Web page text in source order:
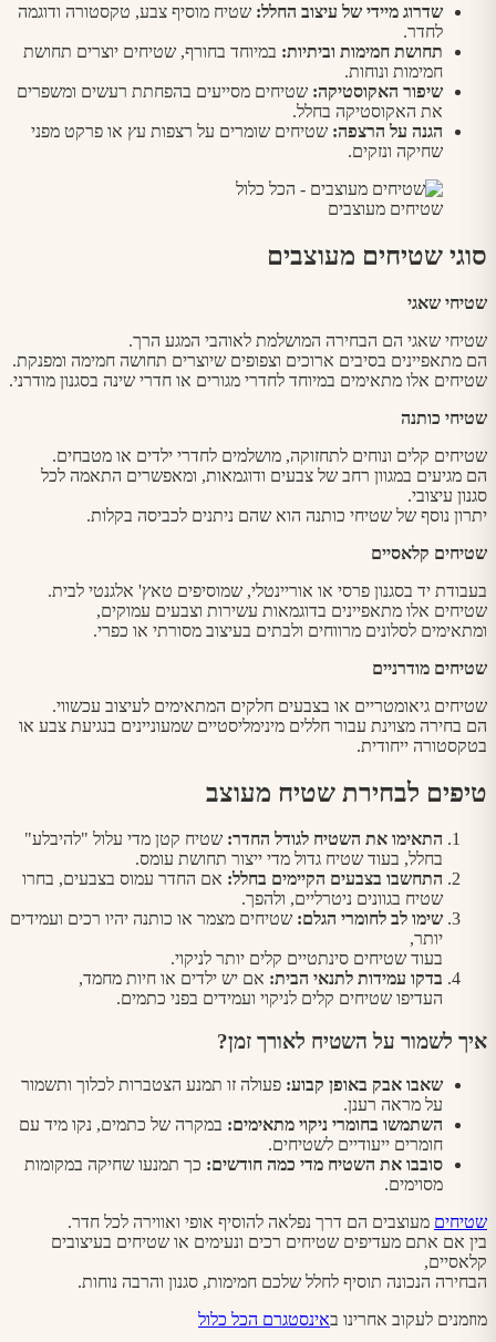
שדרוג מיידי של עיצוב החלל: שטיח מוסיף צבע, טקסטורה ודוגמה
לחדר.
תחושת חמימות וביתיות: במיוחד בחורף, שטיחים יוצרים תחושת
חמימות ונוחות.
שיפור האקוסטיקה: שטיחים מסייעים בהפחתת רעשים ומשפרים
את האקוסטיקה בחלל.
הגנה על הרצפה: שטיחים שומרים על רצפות עץ או פרקט מפני
שחיקה ונזקים.
שטיחים מעוצבים
סוגי שטיחים מעוצבים
שטיחי שאגי
שטיחי שאגי הם הבחירה המושלמת לאוהבי המגע הרך.
הם מתאפיינים בסיבים ארוכים וצפופים שיוצרים תחושה חמימה ומפנקת.
שטיחים אלו מתאימים במיוחד לחדרי מגורים או חדרי שינה בסגנון מודרני.
שטיחי כותנה
שטיחים קלים ונוחים לתחזוקה, מושלמים לחדרי ילדים או מטבחים.
הם מגיעים במגוון רחב של צבעים ודוגמאות, ומאפשרים התאמה לכל
סגנון עיצובי.
יתרון נוסף של שטיחי כותנה הוא שהם ניתנים לכביסה בקלות.
שטיחים קלאסיים
בעבודת יד בסגנון פרסי או אוריינטלי, שמוסיפים טאץ' אלגנטי לבית.
שטיחים אלו מתאפיינים בדוגמאות עשירות וצבעים עמוקים,
ומתאימים לסלונים מרווחים ולבתים בעיצוב מסורתי או כפרי.
שטיחים מודרניים
שטיחים גיאומטריים או בצבעים חלקים המתאימים לעיצוב עכשווי.
הם בחירה מצוינת עבור חללים מינימליסטיים שמעוניינים בנגיעת צבע או
בטקסטורה ייחודית.
טיפים לבחירת שטיח מעוצב
התאימו את השטיח לגודל החדר: שטיח קטן מדי עלול "להיבלע"
בחלל, בעוד שטיח גדול מדי ייצור תחושת עומס.
התחשבו בצבעים הקיימים בחלל: אם החדר עמוס בצבעים, בחרו
שטיח בגוונים ניטרליים, ולהפך.
שימו לב לחומרי הגלם: שטיחים מצמר או כותנה יהיו רכים ועמידים
יותר,
בעוד שטיחים סינתטיים קלים יותר לניקוי.
בדקו עמידות לתנאי הבית: אם יש ילדים או חיות מחמד,
העדיפו שטיחים קלים לניקוי ועמידים בפני כתמים.
איך לשמור על השטיח לאורך זמן?
שאבו אבק באופן קבוע: פעולה זו תמנע הצטברות לכלוך ותשמור
על מראה רענן.
השתמשו בחומרי ניקוי מתאימים: במקרה של כתמים, נקו מיד עם
חומרים ייעודיים לשטיחים.
סובבו את השטיח מדי כמה חודשים: כך תמנעו שחיקה במקומות
מסוימים.
שטיחים מעוצבים הם דרך נפלאה להוסיף אופי ואווירה לכל חדר.
בין אם אתם מעדיפים שטיחים רכים ונעימים או שטיחים בעיצובים
קלאסיים,
הבחירה הנכונה תוסיף לחלל שלכם חמימות, סגנון והרבה נוחות.
מוזמנים לעקוב אחרינו באינסטגרם הכל כלול